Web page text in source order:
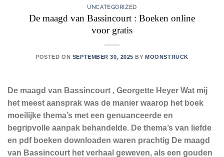
UNCATEGORIZED
De maagd van Bassincourt : Boeken online
voor gratis
POSTED ON SEPTEMBER 30, 2025 BY MOONSTRUCK
De maagd van Bassincourt , Georgette Heyer Wat mij
het meest aansprak was de manier waarop het boek
moeilijke thema’s met een genuanceerde en
begripvolle aanpak behandelde. De thema’s van liefde
en pdf boeken downloaden waren prachtig De maagd
van Bassincourt het verhaal geweven, als een gouden